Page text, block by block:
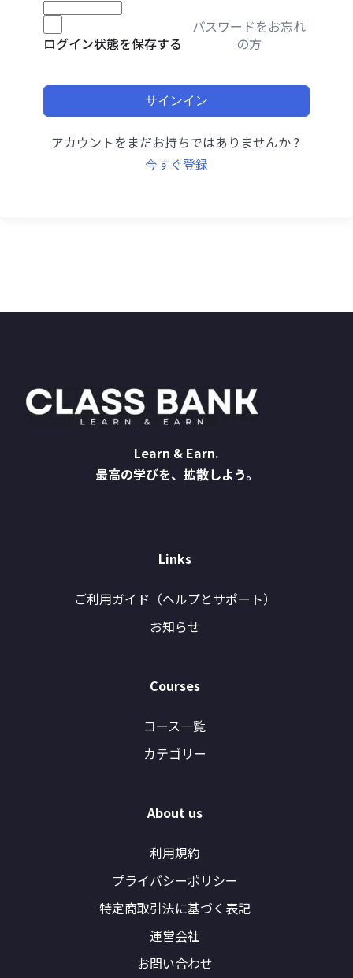
ログイン状態を保存する
パスワードをお忘れ
の方
サインイン
アカウントをまだお持ちではありませんか ?
今すぐ登録
Learn & Earn.
最高の学びを、拡散しよう。
Links
ご利用ガイド（ヘルプとサポート）
お知らせ
Courses
コース一覧
カテゴリー
About us
利用規約
プライバシーポリシー
特定商取引法に基づく表記
運営会社
お問い合わせ